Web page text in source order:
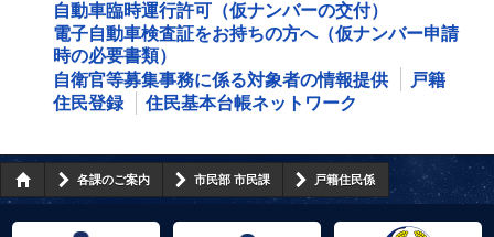
自動車臨時運行許可（仮ナンバーの交付）
電子自動車検査証をお持ちの方へ（仮ナンバー申請
時の必要書類）
自衛官等募集事務に係る対象者の情報提供
戸籍
住民登録
住民基本台帳ネットワーク
各課のご案内 市民部 市民課 戸籍住民係